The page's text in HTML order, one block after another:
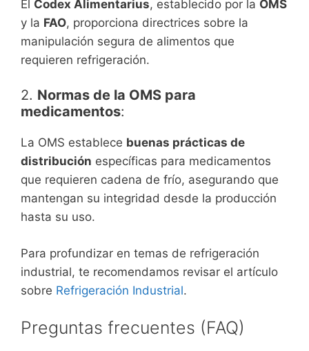
El Codex Alimentarius, establecido por la OMS
y la FAO, proporciona directrices sobre la
manipulación segura de alimentos que
requieren refrigeración.
2. Normas de la OMS para
medicamentos:
La OMS establece buenas prácticas de
distribución específicas para medicamentos
que requieren cadena de frío, asegurando que
mantengan su integridad desde la producción
hasta su uso.
Para profundizar en temas de refrigeración
industrial, te recomendamos revisar el artículo
sobre Refrigeración Industrial.
Preguntas frecuentes (FAQ)